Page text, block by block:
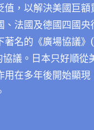
值，以解決美國巨額
、法國及德國四國央
著名的《廣場協議
議。日本只好順從
用在多年後開始顯現